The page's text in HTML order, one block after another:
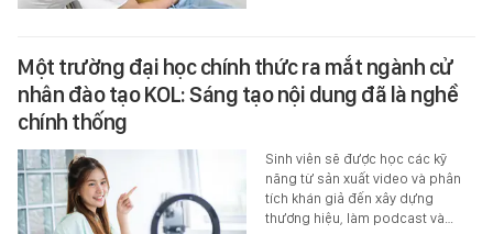
Một trường đại học chính thức ra mắt ngành cử
nhân đào tạo KOL: Sáng tạo nội dung đã là nghề
chính thống
Sinh viên sẽ được học các kỹ
năng từ sản xuất video và phân
tích khán giả đến xây dựng
thương hiệu, làm podcast và…